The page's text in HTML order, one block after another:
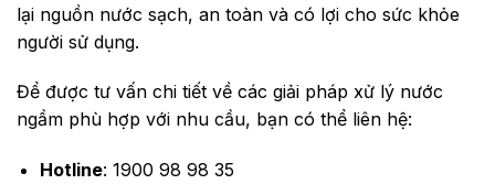
lại nguồn nước sạch, an toàn và có lợi cho sức khỏe
người sử dụng.
Để được tư vấn chi tiết về các giải pháp xử lý nước
ngầm phù hợp với nhu cầu, bạn có thể liên hệ:
Hotline: 1900 98 98 35